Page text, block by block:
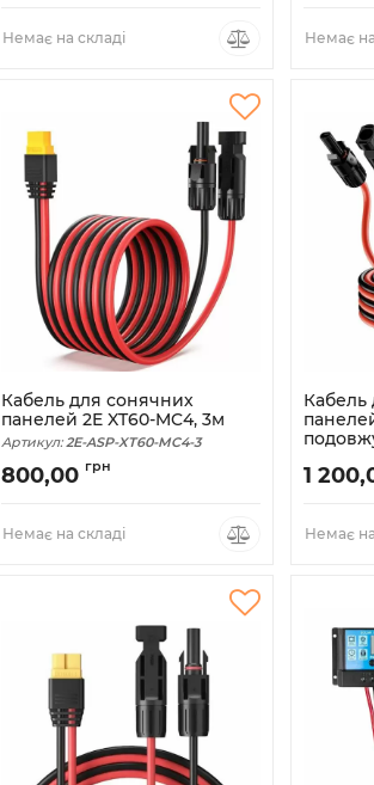
Немає на складі Немає
Кабель для сонячних
панелей 2E XT60-MC4, 3м
Артикул: 2E-ASP-XT60-MC4-3
800,00 грн
Немає на складі
Кабель
1
Немає